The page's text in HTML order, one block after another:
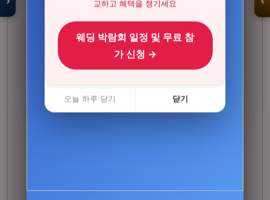
교하고 혜택을 챙기세요
웨딩 박람회 일정 및 무료 참
가 신청 →
오늘 하루 닫기 닫기